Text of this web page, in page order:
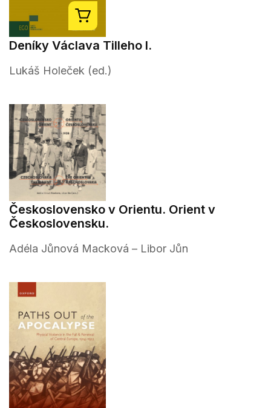
Deníky Václava Tilleho I.
Lukáš Holeček (ed.)
Československo v Orientu. Orient v
Československu.
Adéla Jůnová Macková – Libor Jůn